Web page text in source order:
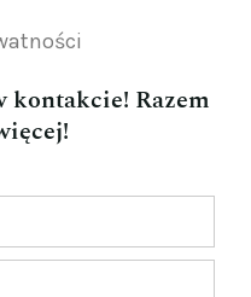
kontakcie! Razem